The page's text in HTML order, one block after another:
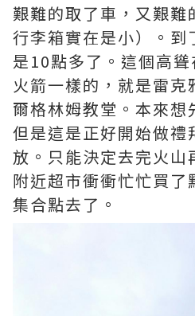
艱難的取了車，又艱難
行李箱實在是小）。到
是10點多了。這個高
火箭一樣的，就是雷克
爾格林姆教堂。本來想
但是這是正好開始做禮
放。只能決定去完火山
附近超市衝衝忙忙買了
集合點去了。